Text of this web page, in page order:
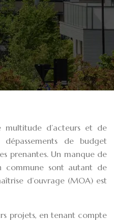
multitude d’acteurs et de
de budget
prenantes. Un manque de
commune sont autant de
d’ouvrage (MOA) est
projets, en tenant compte